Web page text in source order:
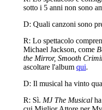
sotto i 5 anni non sono
D: Quali canzoni sono
R: Lo spettacolo
Michael Jackson, come
the Mirror, Smooth
ascoltare l'album qui.
D: Il musical ha vinto
R: Sì. MJ The Musical